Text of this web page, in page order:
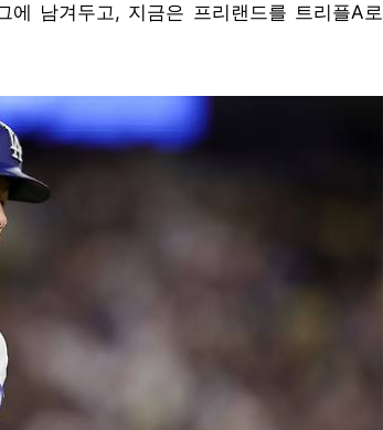
에 남겨두고, 지금은 프리랜드를 트리플A로